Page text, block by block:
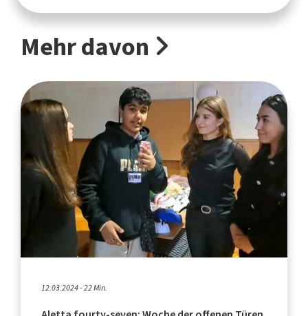
Mehr davon
12.03.2024 - 22 Min.